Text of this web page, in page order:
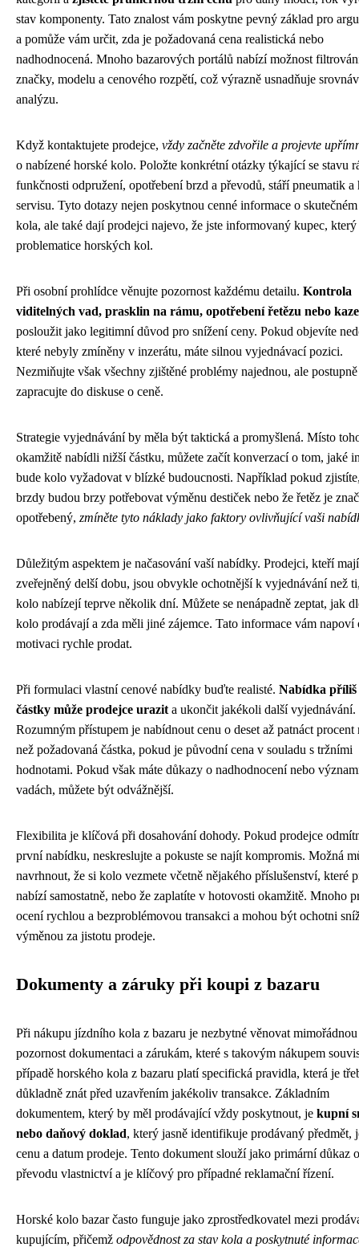
stav komponenty. Tato znalost vám poskytne pevný základ pro
a pomůže vám určit, zda je požadovaná cena realistická nebo
nadhodnocená. Mnoho bazarových portálů nabízí možnost
značky, modelu a cenového rozpětí, což výrazně usnadňuje
analýzu.
Když kontaktujete prodejce, vždy začněte zdvořile a projevte
o nabízené horské kolo. Položte konkrétní otázky týkající se stavu
funkčnosti odpružení, opotřebení brzd a převodů, stáří pneumatik a
servisu. Tyto dotazy nejen poskytnou cenné informace o
kola, ale také dají prodejci najevo, že jste informovaný kupec,
problematice horských kol.
Při osobní prohlídce věnujte pozornost každému detailu. Kontrola
viditelných vad, prasklin na rámu, opotřebení řetězu nebo
posloužit jako legitimní důvod pro snížení ceny. Pokud objevíte
které nebyly zmíněny v inzerátu, máte silnou vyjednávací pozici.
Nezmiňujte však všechny zjištěné problémy najednou, ale
zapracujte do diskuse o ceně.
Strategie vyjednávání by měla být taktická a promyšlená. Místo
okamžitě nabídli nižší částku, můžete začít konverzací o tom, jaké
bude kolo vyžadovat v blízké budoucnosti. Například pokud
brzdy budou brzy potřebovat výměnu destiček nebo že řetěz je
opotřebený, zmíněte tyto náklady jako faktory ovlivňující vaši
Důležitým aspektem je načasování vaší nabídky. Prodejci, kteří
zveřejněný delší dobu, jsou obvykle ochotnější k vyjednávání než
kolo nabízejí teprve několik dní. Můžete se nenápadně zeptat, jak
kolo prodávají a zda měli jiné zájemce. Tato informace vám napoví
motivaci rychle prodat.
Při formulaci vlastní cenové nabídky buďte realisté. Nabídka příliš
částky může prodejce urazit a ukončit jakékoli další vyjednávání.
Rozumným přístupem je nabídnout cenu o deset až patnáct procent
než požadovaná částka, pokud je původní cena v souladu s tržními
hodnotami. Pokud však máte důkazy o nadhodnocení nebo
vadách, můžete být odvážnější.
Flexibilita je klíčová při dosahování dohody. Pokud prodejce
první nabídku, neskreslujte a pokuste se najít kompromis. Možná
navrhnout, že si kolo vezmete včetně nějakého příslušenství, které
nabízí samostatně, nebo že zaplatíte v hotovosti okamžitě. Mnoho
ocení rychlou a bezproblémovou transakci a mohou být ochotni
výměnou za jistotu prodeje.
Dokumenty a záruky při koupi z bazaru
Při nákupu jízdního kola z bazaru je nezbytné věnovat mimořádnou
pozornost dokumentaci a zárukám, které s takovým nákupem
případě horského kola z bazaru platí specifická pravidla, která je
důkladně znát před uzavřením jakékoliv transakce. Základním
dokumentem, který by měl prodávající vždy poskytnout, je kupní
nebo daňový doklad, který jasně identifikuje prodávaný předmět,
cenu a datum prodeje. Tento dokument slouží jako primární důkaz o
převodu vlastnictví a je klíčový pro případné reklamační řízení.
Horské kolo bazar často funguje jako zprostředkovatel mezi
kupujícím, přičemž odpovědnost za stav kola a poskytnuté